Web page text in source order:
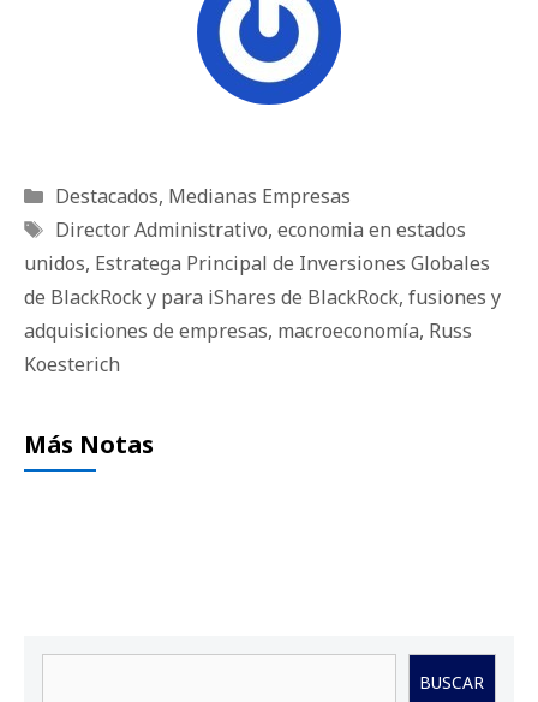
Categorías
Destacados, Medianas Empresas
Etiquetas
Director Administrativo, economia en estados
unidos, Estratega Principal de Inversiones Globales
de BlackRock y para iShares de BlackRock, fusiones y
adquisiciones de empresas, macroeconomía, Russ
Koesterich
Más Notas
BUSCAR